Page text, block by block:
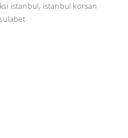
istanbul, istanbul korsan